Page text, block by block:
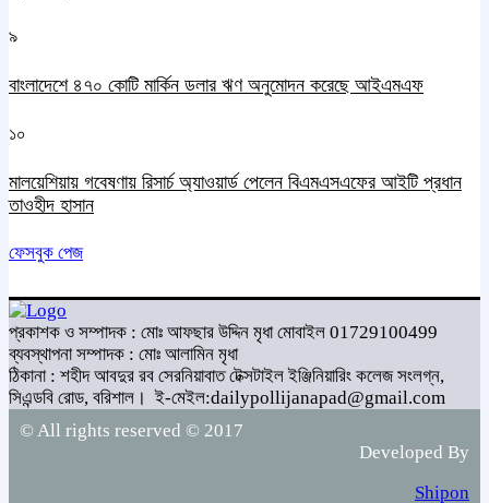
৯
বাংলাদেশে ৪৭০ কোটি মার্কিন ডলার ঋণ অনুমোদন করেছে আইএমএফ
১০
মালয়েশিয়ায় গবেষণায় রিসার্চ অ্যাওয়ার্ড পেলেন বিএমএসএফের আইটি প্রধান
তাওহীদ হাসান
ফেসবুক পেজ
প্রকাশক ও সম্পাদক : মোঃ আফছার উদ্দিন মৃধা মোবাইল 01729100499
ব্যবস্থাপনা সম্পাদক : মোঃ আলামিন মৃধা
ঠিকানা : শহীদ আবদুর রব সেরনিয়াবাত টেক্সটাইল ইঞ্জিনিয়ারিং কলেজ সংলগ্ন,
সিএন্ডবি রোড, বরিশাল। ই-মেইল:dailypollijanapad@gmail.com
© All rights reserved © 2017
Developed By
Shipon